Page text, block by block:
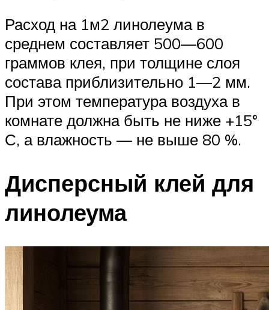
Расход на 1м2 линолеума в
среднем составляет 500—600
граммов клея, при толщине слоя
состава приблизительно 1—2 мм.
При этом температура воздуха в
комнате должна быть не ниже +15°
С, а влажность — не выше 80 %.
Дисперсный клей для
линолеума